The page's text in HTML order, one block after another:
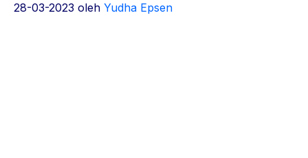
28-03-2023 oleh Yudha Epsen